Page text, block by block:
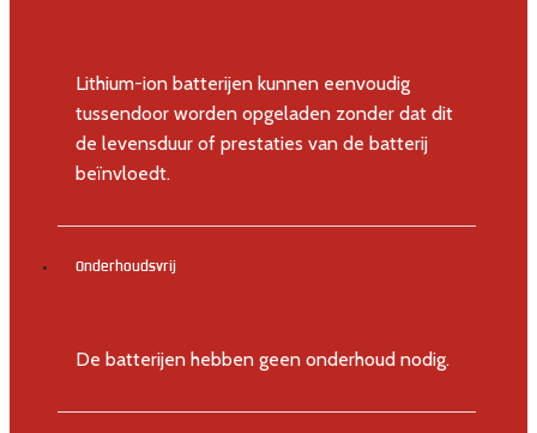
Lithium-ion batterijen kunnen eenvoudig
tussendoor worden opgeladen zonder dat dit
de levensduur of prestaties van de batterij
beïnvloedt.
Onderhoudsvrij
De batterijen hebben geen onderhoud nodig.